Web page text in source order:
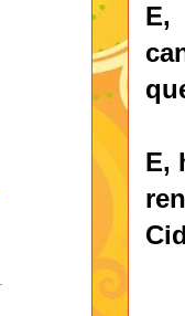
E,
E,